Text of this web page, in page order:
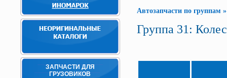
ЗАПЧАСТИ ДЛЯ
ГРУЗОВИКОВ
Автозапчасти по группам
Группа 31: